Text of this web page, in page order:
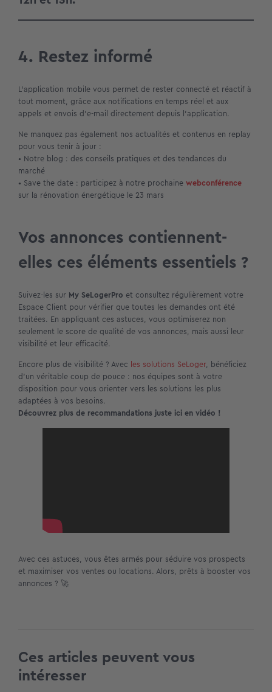
4. Restez informé
L’application mobile vous permet de rester connecté et réactif à
tout moment, grâce aux notifications en temps réel et aux
appels et envois d’e-mail directement depuis l’application.
Ne manquez pas également nos actualités et contenus en replay
pour vous tenir à jour :
• Notre blog : des conseils pratiques et des tendances du
marché
• Save the date : participez à notre prochaine webconférence
sur la rénovation énergétique le 23 mars
Vos annonces contiennent-
elles ces éléments essentiels ?
Suivez-les sur My SeLogerPro et consultez régulièrement votre
Espace Client pour vérifier que toutes les demandes ont été
traitées. En appliquant ces astuces, vous optimiserez non
seulement le score de qualité de vos annonces, mais aussi leur
visibilité et leur efficacité.
Encore plus de visibilité ? Avec les solutions SeLoger, bénéficiez
d’un véritable coup de pouce : nos équipes sont à votre
disposition pour vous orienter vers les solutions les plus
adaptées à vos besoins.
Découvrez plus de recommandations juste ici en vidéo !
Avec ces astuces, vous êtes armés pour séduire vos prospects
et maximiser vos ventes ou locations. Alors, prêts à booster vos
annonces ? 🚀
Ces articles peuvent vous
intéresser